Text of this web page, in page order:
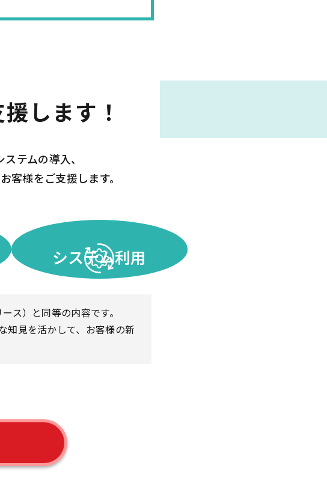
します！
テムの導入、
客様をご支援します。
システム利用
ス）と同等の内容です。
知見を活かして、お客様の新